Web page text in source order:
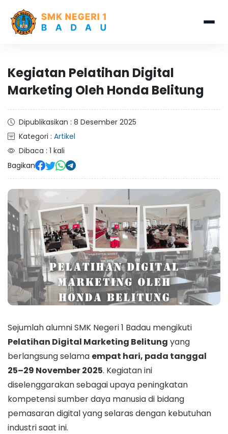
Kegiatan Pelatihan Digital
Marketing Oleh Honda Belitung
Dipublikasikan : 8 Desember 2025
Kategori : Artikel
Dibaca : 1 kali
Bagikan
Sejumlah alumni SMK Negeri 1 Badau mengikuti
Pelatihan Digital Marketing Belitung yang
berlangsung selama empat hari, pada tanggal
25–29 November 2025. Kegiatan ini
diselenggarakan sebagai upaya peningkatan
kompetensi sumber daya manusia di bidang
pemasaran digital yang selaras dengan kebutuhan
industri saat ini.